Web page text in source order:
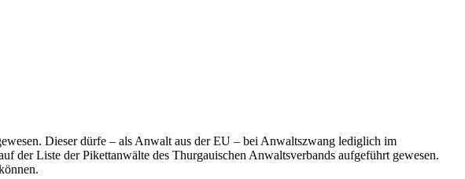
Dieser dürfe – als Anwalt aus der EU – bei Anwaltszwang lediglich im
der Liste der Pikettanwälte des Thurgauischen Anwaltsverbands aufgeführt gewesen.